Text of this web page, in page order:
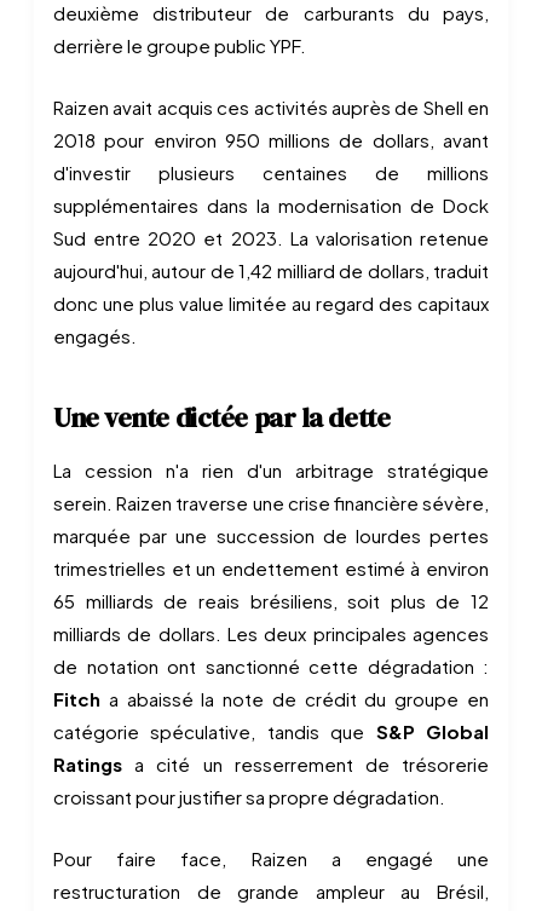
deuxième distributeur de carburants du pays,
derrière le groupe public YPF.
Raizen avait acquis ces activités auprès de Shell en
2018 pour environ 950 millions de dollars, avant
d'investir plusieurs centaines de millions
supplémentaires dans la modernisation de Dock
Sud entre 2020 et 2023. La valorisation retenue
aujourd'hui, autour de 1,42 milliard de dollars, traduit
donc une plus value limitée au regard des capitaux
engagés.
Une vente dictée par la dette
La cession n'a rien d'un arbitrage stratégique
serein. Raizen traverse une crise financière sévère,
marquée par une succession de lourdes pertes
trimestrielles et un endettement estimé à environ
65 milliards de reais brésiliens, soit plus de 12
milliards de dollars. Les deux principales agences
de notation ont sanctionné cette dégradation :
Fitch a abaissé la note de crédit du groupe en
catégorie spéculative, tandis que S&P Global
Ratings a cité un resserrement de trésorerie
croissant pour justifier sa propre dégradation.
Pour faire face, Raizen a engagé une
restructuration de grande ampleur au Brésil,